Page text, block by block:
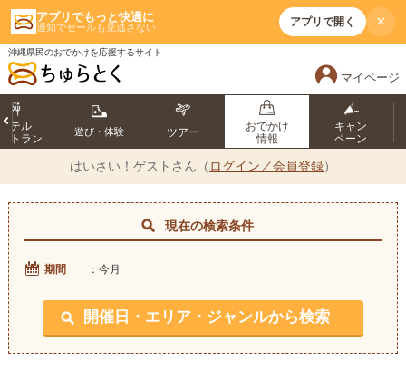
アプリでもっと快適に
通知でセールも見逃さない アプリで開く ×
沖縄県民のおでかけを応援するサイト
マイページ
ホテル
トラン
遊び・体験 ツアー
おでかけ
情報
キャン
ペーン
はいさい！ ゲストさん（ ログイン／会員登録）
現在の検索条件
期間 ：今月
開催日・エリア・ジャンルから検索